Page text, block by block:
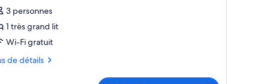
:
3 personnes
1 très grand lit
Wi-Fi gratuit
de détails